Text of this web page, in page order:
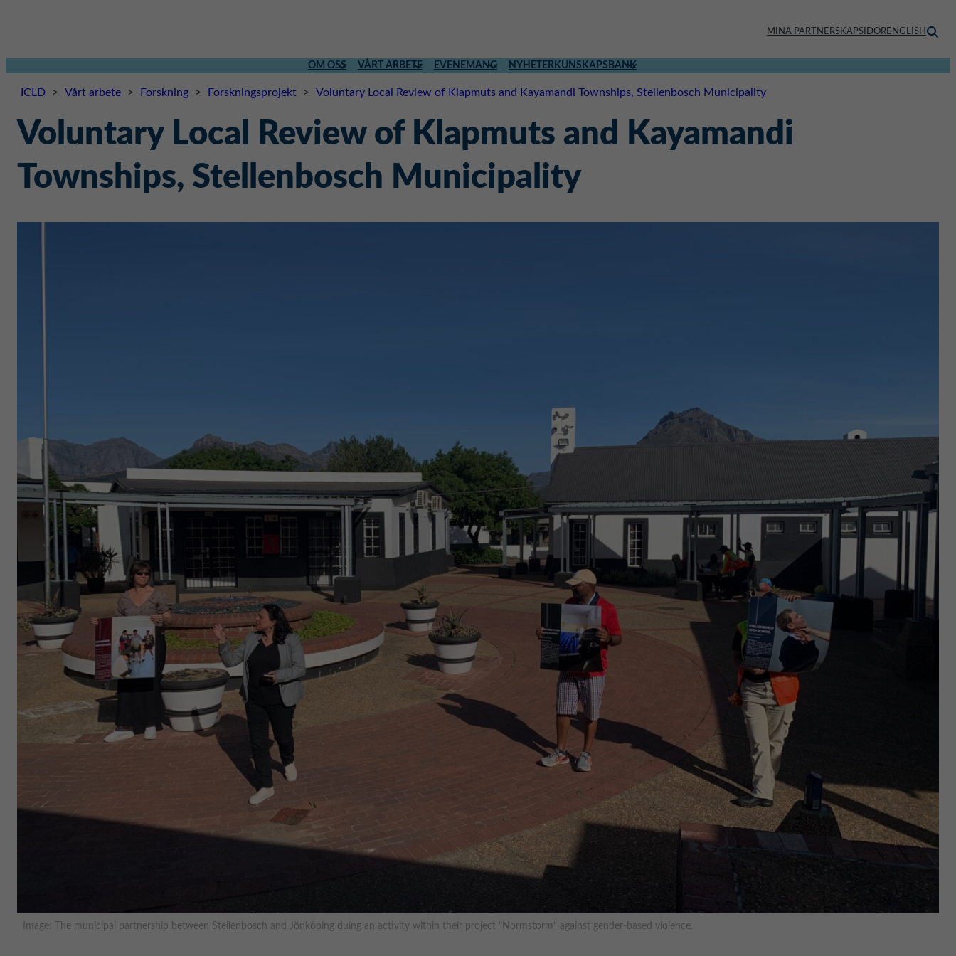
MINA PARTNERSKAPSIDORENGLISH
OM OSS VÅRT ARBETE EVENEMANG NYHETER KUNSKAPSBANK
ICLD > Vårt arbete > Forskning > Forskningsprojekt > Voluntary Local Review of Klapmuts and Kayamandi Townships, Stellenbosch Municipality
Voluntary Local Review of Klapmuts and Kayamandi
Townships, Stellenbosch Municipality
Image: The municipal partnership between Stellenbosch and Jönköping duing an activity within their project "Normstorm" against gender-based violence.